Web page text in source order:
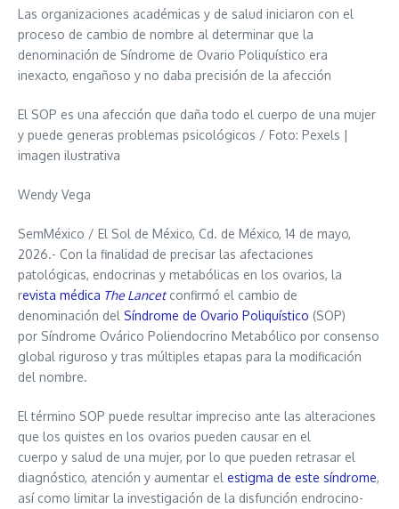
Las organizaciones académicas y de salud iniciaron con el
proceso de cambio de nombre al determinar que la
denominación de Síndrome de Ovario Poliquístico era
inexacto, engañoso y no daba precisión de la afección
El SOP es una afección que daña todo el cuerpo de una mujer
y puede generas problemas psicológicos / Foto: Pexels |
imagen ilustrativa
Wendy Vega
SemMéxico / El Sol de México, Cd. de México, 14 de mayo,
2026.- Con la finalidad de precisar las afectaciones
patológicas, endocrinas y metabólicas en los ovarios, la
revista médica The Lancetconfirmó el cambio de
denominación del Síndrome de Ovario Poliquístico (SOP)
por Síndrome Ovárico Poliendocrino Metabólico por consenso
global riguroso y tras múltiples etapas para la modificación
del nombre.
El término SOP puede resultar impreciso ante las alteraciones
que los quistes en los ovarios pueden causar en el
cuerpo y salud de una mujer, por lo que pueden retrasar el
diagnóstico, atención y aumentar el estigma de este síndrome,
así como limitar la investigación de la disfunción endrocino-